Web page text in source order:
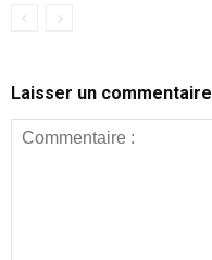
Laisser un commentaire